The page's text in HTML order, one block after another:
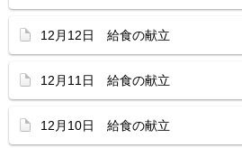
12月12日 給食の献立
12月11日 給食の献立
12月10日 給食の献立